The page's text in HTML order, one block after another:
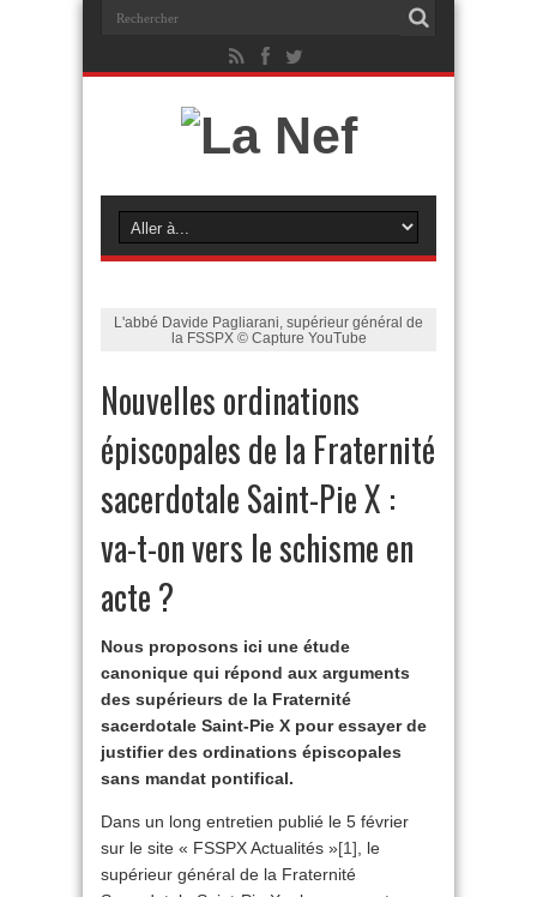
L'abbé Davide Pagliarani, supérieur général de
la FSSPX © Capture YouTube
Nouvelles ordinations
épiscopales de la Fraternité
sacerdotale Saint-Pie X :
va-t-on vers le schisme en
acte ?
Nous proposons ici une étude
canonique qui répond aux arguments
des supérieurs de la Fraternité
sacerdotale Saint-Pie X pour essayer de
justifier des ordinations épiscopales
sans mandat pontifical.
Dans un long entretien publié le 5 février
sur le site « FSSPX Actualités »[1] , le
supérieur général de la Fraternité